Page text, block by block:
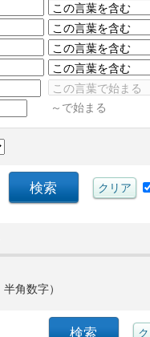
～で始まる
角数字）